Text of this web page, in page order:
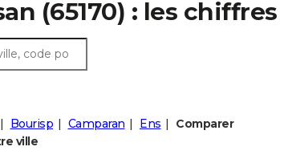
(65170) : les chiffres
Bourisp Camparan Ens
Comparer
ville